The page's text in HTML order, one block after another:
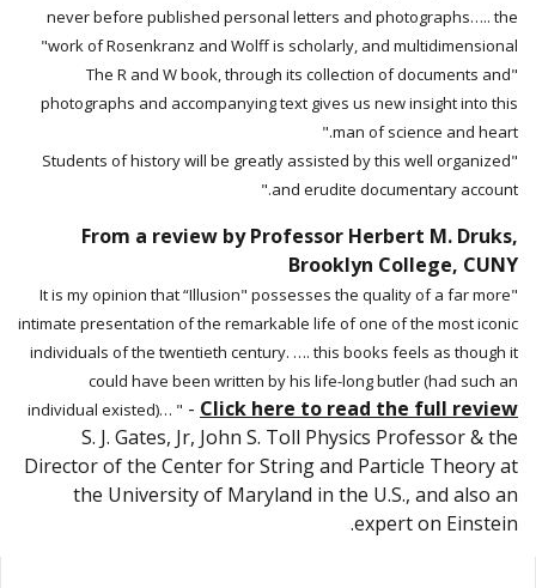
never before published personal letters and photographs….. the
work of Rosenkranz and Wolff is scholarly, and multidimensional"
"The R and W book, through its collection of documents and
photographs and accompanying text gives us new insight into this
man of science and heart."
"Students of history will be greatly assisted by this well organized
and erudite documentary account."
From a review by Professor Herbert M. Druks,
Brooklyn College, CUNY
"It is my opinion that “Illusion" possesses the quality of a far more
intimate presentation of the remarkable life of one of the most iconic
individuals of the twentieth century. …. this books feels as though it
could have been written by his life-long butler (had such an
individual existed)… " - Click here to read the full review
S. J. Gates, Jr, John S. Toll Physics Professor & the
Director of the Center for String and Particle Theory at
the University of Maryland in the U.S., and also an
expert on Einstein.